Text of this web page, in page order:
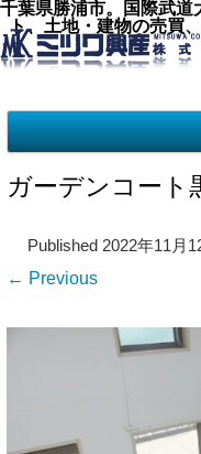
千葉県勝浦市。国際武道
ト、土地・建物の売買
ガーデンコート
Published2022年11月
← Previous